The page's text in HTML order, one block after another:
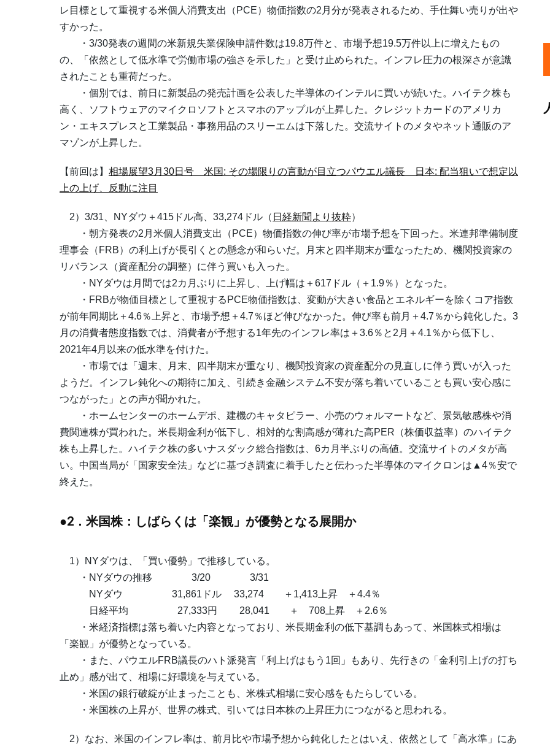
レ目標として重視する米個人消費支出（PCE）物価指数の2月分が発表されるため、手仕舞い売りが出や
すかった。
・3/30発表の週間の米新規失業保険申請件数は19.8万件と、市場予想19.5万件以上に増えたもの
の、「依然として低水準で労働市場の強さを示した」と受け止められた。インフレ圧力の根深さが意識
されたことも重荷だった。
・個別では、前日に新製品の発売計画を公表した半導体のインテルに買いが続いた。ハイテク株も
高く、ソフトウェアのマイクロソフトとスマホのアップルが上昇した。クレジットカードのアメリカ
ン・エキスプレスと工業製品・事務用品のスリーエムは下落した。交流サイトのメタやネット通販のア
マゾンが上昇した。
【前回は】 相場展望3月30日号 米国: その場限りの言動が目立つパウエル議長 日本: 配当狙いで想定以
上の上げ、反動に注目
2）3/31、NYダウ＋415ドル高、33,274ドル（ 日経新聞より抜粋）
・朝方発表の2月米個人消費支出（PCE）物価指数の伸び率が市場予想を下回った。米連邦準備制度
理事会（FRB）の利上げが長引くとの懸念が和らいだ。月末と四半期末が重なったため、機関投資家の
リバランス（資産配分の調整）に伴う買いも入った。
・NYダウは月間では2カ月ぶりに上昇し、上げ幅は＋617ドル（＋1.9％）となった。
・FRBが物価目標として重視するPCE物価指数は、変動が大きい食品とエネルギーを除くコア指数
が前年同期比＋4.6％上昇と、市場予想＋4.7％ほど伸びなかった。伸び率も前月＋4.7％から鈍化した。3
月の消費者態度指数では、消費者が予想する1年先のインフレ率は＋3.6％と2月＋4.1％から低下し、
2021年4月以来の低水準を付けた。
・市場では「週末、月末、四半期末が重なり、機関投資家の資産配分の見直しに伴う買いが入った
ようだ。インフレ鈍化への期待に加え、引続き金融システム不安が落ち着いていることも買い安心感に
つながった」との声が聞かれた。
・ホームセンターのホームデポ、建機のキャタピラー、小売のウォルマートなど、景気敏感株や消
費関連株が買われた。米長期金利が低下し、相対的な割高感が薄れた高PER（株価収益率）のハイテク
株も上昇した。ハイテク株の多いナスダック総合指数は、6カ月半ぶりの高値。交流サイトのメタが高
い。中国当局が「国家安全法」などに基づき調査に着手したと伝わった半導体のマイクロンは▲4％安で
終えた。
●2．米国株：しばらくは「楽観」が優勢となる展開か
1）NYダウは、「買い優勢」で推移している。
・NYダウの推移 3/20 3/31
NYダウ 31,861ドル 33,274 ＋1,413上昇 ＋4.4％
日経平均 27,333円 28,041 ＋ 708上昇 ＋2.6％
・米経済指標は落ち着いた内容となっており、米長期金利の低下基調もあって、米国株式相場は
「楽観」が優勢となっている。
・また、パウエルFRB議長のハト派発言「利上げはもう1回」もあり、先行きの「金利引上げの打ち
止め」感が出て、相場に好環境を与えている。
・米国の銀行破綻が止まったことも、米株式相場に安心感をもたらしている。
・米国株の上昇が、世界の株式、引いては日本株の上昇圧力につながると思われる。
2）なお、米国のインフレ率は、前月比や市場予想から鈍化したとはいえ、依然として「高水準」にあ